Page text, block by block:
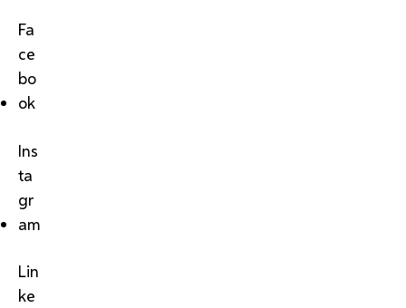
Fa
ce
bo
ok
Ins
ta
gr
am
Lin
ke